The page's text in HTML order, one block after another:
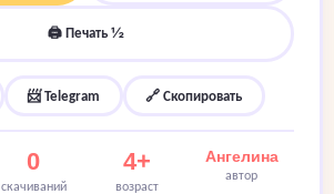
🖨 Печать ½
📨 Telegram 🔗 Скопировать
0
скачиваний
4+
возраст
Ангелина
автор